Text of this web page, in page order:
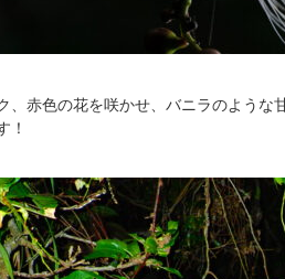
、赤色の花を咲かせ、バニラのよう
！